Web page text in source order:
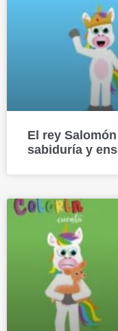
El rey
sabiduría y